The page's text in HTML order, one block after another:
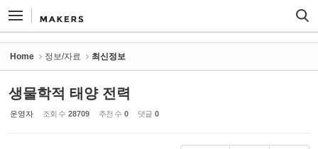
Home 정보/자료 최신정보
생물학적 태양 전력
운영자 조회 수 28709 추천 수 0 댓글 0